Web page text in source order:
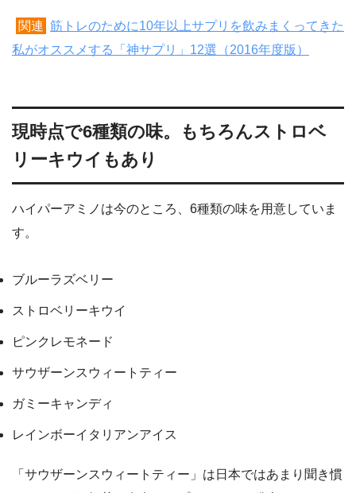
関連 筋トレのために10年以上サプリを飲みまくってきた
私がオススメする「神サプリ」12選（2016年度版）
現時点で6種類の味。もちろんストロベ
リーキウイもあり
ハイパーアミノは今のところ、6種類の味を用意していま
す。
ブルーラズベリー
ストロベリーキウイ
ピンクレモネード
サウザーンスウィートティー
ガミーキャンディ
レインボーイタリアンアイス
「サウザーンスウィートティー」は日本ではあまり聞き慣